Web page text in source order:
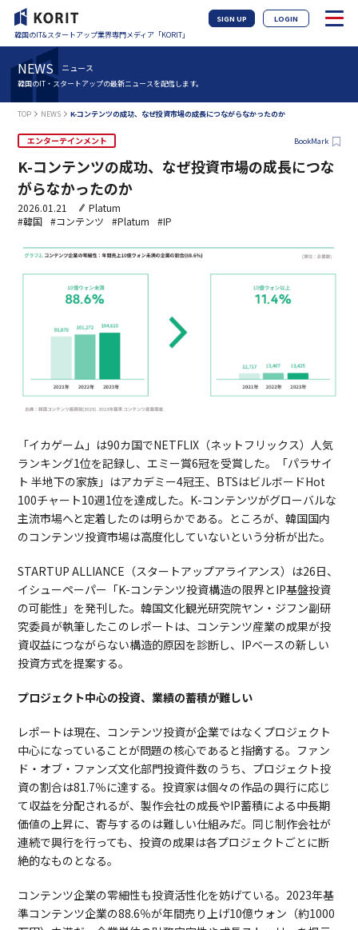
韓国のIT&スタートアップ業界専門メディア「KORIT」
SIGN UP LOGIN
NEWS ニュース
韓国のIT・スタートアップの最新ニュースを配信します。
TOP NEWS K-コンテンツの成功、なぜ投資市場の成長につながらなかったのか
エンターテインメント BookMark
K-コンテンツの成功、なぜ投資市場の成長につな
がらなかったのか
2026.01.21
Platum
#韓国
#コンテンツ #Platum #IP
「イカゲーム」は90カ国でNETFLIX（ネットフリックス）人気
ランキング1位を記録し、エミー賞6冠を受賞した。「パラサイ
ト 半地下の家族」はアカデミー4冠王、BTSはビルボードHot
100チャート10週1位を達成した。K-コンテンツがグローバルな
主流市場へと定着したのは明らかである。ところが、韓国国内
のコンテンツ投資市場は高度化していないという分析が出た。
STARTUP ALLIANCE（スタートアップアライアンス）は26日、
イシューペーパー「K-コンテンツ投資構造の限界とIP基盤投資
の可能性」を発刊した。韓国文化観光研究院ヤン・ジフン副研
究委員が執筆したこのレポートは、コンテンツ産業の成果が投
資収益につながらない構造的原因を診断し、IPベースの新しい
投資方式を提案する。
プロジェクト中心の投資、業績の蓄積が難しい
レポートは現在、コンテンツ投資が企業ではなくプロジェクト
中心になっていることが問題の核心であると指摘する。ファン
ド・オブ・ファンズ文化部門投資件数のうち、プロジェクト投
資の割合は81.7％に達する。投資家は個々の作品の興行に応じ
て収益を分配されるが、製作会社の成長やIP蓄積による中長期
価値の上昇に、寄与するのは難しい仕組みだ。同じ制作会社が
連続で興行を行っても、投資の成果は各プロジェクトごとに断
絶的なものとなる。
コンテンツ企業の零細性も投資活性化を妨げている。2023年基
準コンテンツ企業の88.6％が年間売り上げ10億ウォン（約1000